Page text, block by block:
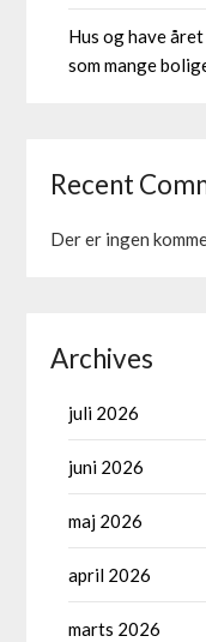
Hus og have
som mange
Recent
Der er ingen
Archives
juli 2026
juni 2026
maj 2026
april 2026
marts 2026